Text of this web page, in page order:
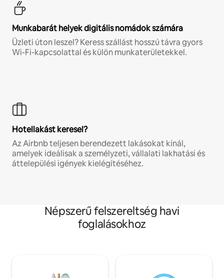
Munkabarát helyek digitális nomádok számára
Üzleti úton leszel? Keress szállást hosszú távra gyors
Wi-Fi-kapcsolattal és külön munkaterületekkel.
Hotellakást keresel?
Az Airbnb teljesen berendezett lakásokat kínál,
amelyek ideálisak a személyzeti, vállalati lakhatási és
áttelepülési igények kielégítéséhez.
Népszerű felszereltség havi
foglalásokhoz